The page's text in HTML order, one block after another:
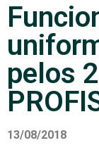
pelos
13/08/2018